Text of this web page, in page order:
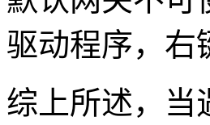
驱动程序，右
综上所述，当